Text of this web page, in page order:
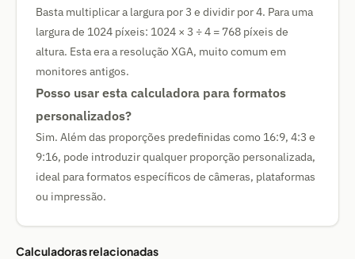
Basta multiplicar a largura por 3 e dividir por 4. Para uma
largura de 1024 píxeis: 1024 × 3 ÷ 4 = 768 píxeis de
altura. Esta era a resolução XGA, muito comum em
monitores antigos.
Posso usar esta calculadora para formatos
personalizados?
Sim. Além das proporções predefinidas como 16:9, 4:3 e
9:16, pode introduzir qualquer proporção personalizada,
ideal para formatos específicos de câmeras, plataformas
ou impressão.
Calculadoras relacionadas